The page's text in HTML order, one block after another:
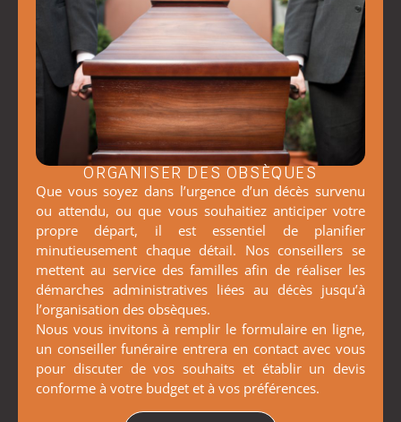
ORGANISER DES OBSÈQUES
Que vous soyez dans l’urgence d’un décès survenu
ou attendu, ou que vous souhaitiez anticiper votre
propre départ, il est essentiel de planifier
minutieusement chaque détail. Nos conseillers se
mettent au service des familles afin de réaliser les
démarches administratives liées au décès jusqu’à
l’organisation des obsèques.
Nous vous invitons à remplir le formulaire en ligne,
un conseiller funéraire entrera en contact avec vous
pour discuter de vos souhaits et établir un devis
conforme à votre budget et à vos préférences.